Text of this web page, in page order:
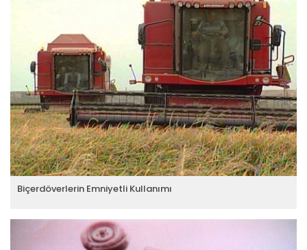
Biçerdöverlerin Emniyetli Kullanımı